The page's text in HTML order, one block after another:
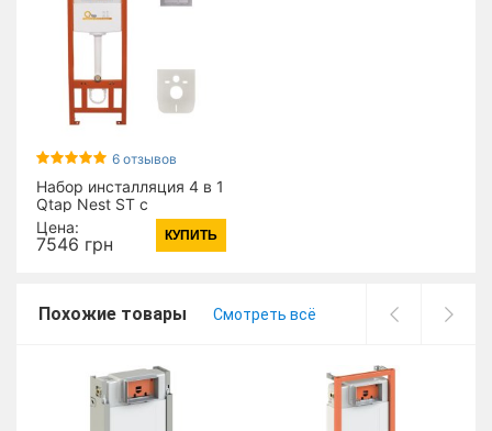
6 отзывов
Набор инсталляция 4 в 1
Qtap Nest ST с
квадратной панелью
смыва
QT0133M425M06029SAT
Цена:
7546 грн КУПИТЬ
Похожие товары Смотреть всё